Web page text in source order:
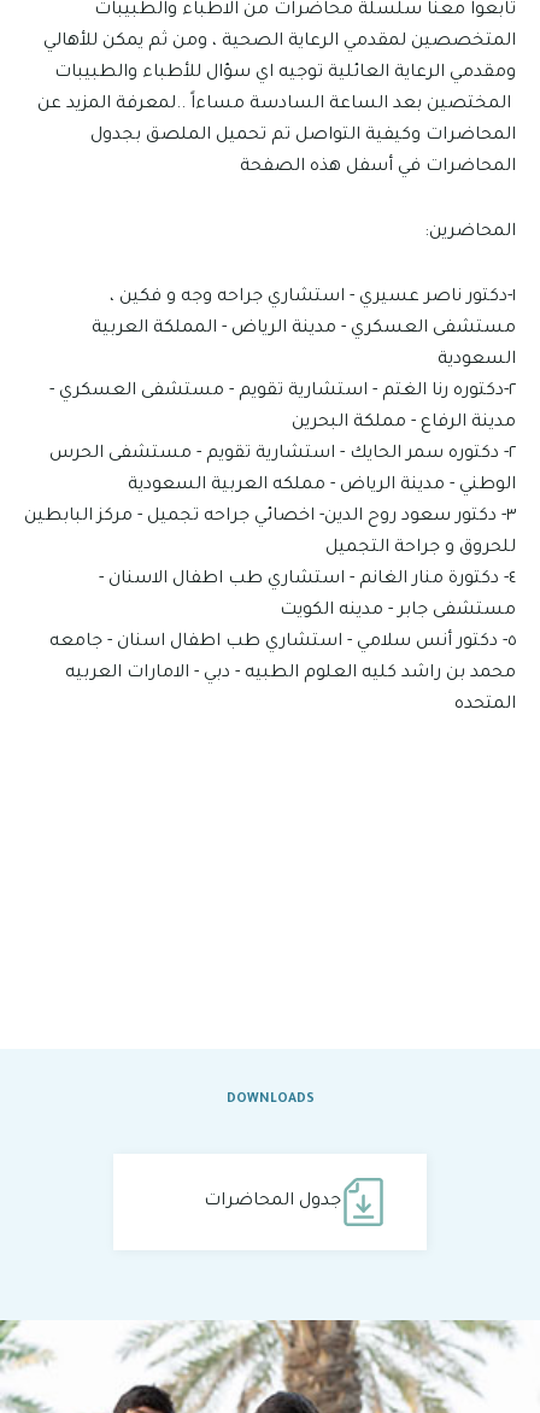
تابعوا معنا سلسلة محاضرات من الاطباء والطبيبات
المتخصصين لمقدمي الرعاية الصحية ، ومن ثم يمكن للأهالي
ومقدمي الرعاية العائلية توجيه اي سؤال للأطباء والطبيبات
المختصين بعد الساعة السادسة مساءاً ..لمعرفة المزيد عن
المحاضرات وكيفية التواصل تم تحميل الملصق بجدول
المحاضرات في أسفل هذه الصفحة
المحاضرين:
١-دكتور ناصر عسيري - استشاري جراحه وجه و فكين ،
مستشفى العسكري - مدينة الرياض - المملكة العربية
السعودية
٢-دكتوره رنا الغتم - استشارية تقويم - مستشفى العسكري -
مدينة الرفاع - مملكة البحرين
٢- دكتوره سمر الحايك - استشارية تقويم - مستشفى الحرس
الوطني - مدينة الرياض - مملكه العربية السعودية
٣- دكتور سعود روح الدين- اخصائي جراحه تجميل - مركز البابطين
للحروق و جراحة التجميل
٤- دكتورة منار الغانم - استشاري طب اطفال الاسنان -
مستشفى جابر - مدينه الكويت
٥- دكتور أنس سلامي - استشاري طب اطفال اسنان - جامعه
محمد بن راشد كليه العلوم الطبيه - دبي - الامارات العربيه
المتحده
DOWNLOADS
جدول المحاضرات